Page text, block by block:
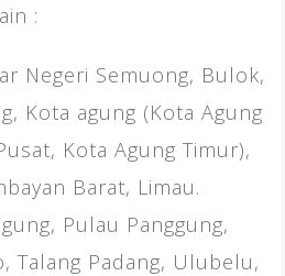
:
Negeri Semuong, Bulok,
Kota agung (Kota Agung
Kota Agung Timur),
Barat, Limau.
Pulau Panggung,
Talang Padang, Ulubelu,